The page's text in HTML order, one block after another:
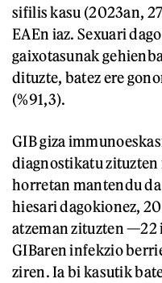
sifilis kasu (2023an,
EAEn iaz. Sexuari
gaixotasunak
dituzte, batez ere
(%91,3).
GIB giza
diagnostikatu
horretan mantendu
hiesari dagokionez,
atzeman zituzten —22
GIBaren infekzio
ziren. Ia bi kasutik